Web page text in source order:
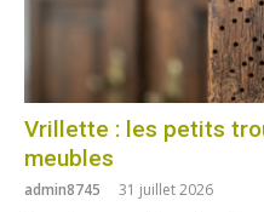
Vrillette : les petits
meubles
admin8745 31 juillet 2026